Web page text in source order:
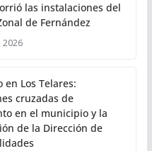
las instalaciones del
de Fernández
2026
en Los Telares:
cruzadas de
en el municipio y la
de la Dirección de